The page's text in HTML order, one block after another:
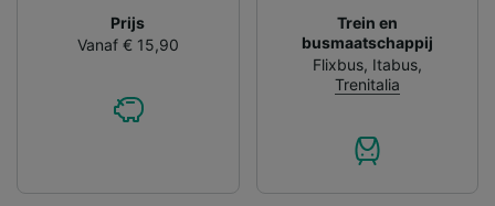
Prijs
Vanaf € 15,90
Trein en
busmaatschappij
Flixbus, Itabus,
Trenitalia